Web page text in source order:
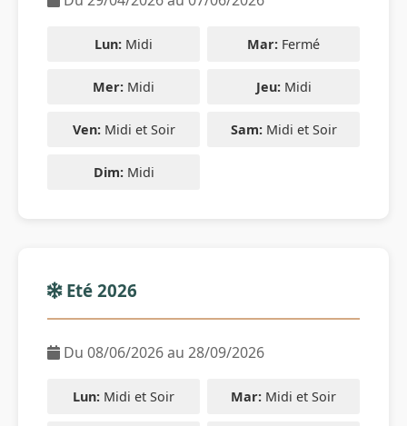
Lun: Midi Mar: Fermé
Mer: Midi Jeu:Midi
Ven:Midi et Soir Sam:Midi et Soir
Dim:Midi
Eté 2026
Du 08/06/2026 au 28/09/2026
Lun: Midi et Soir Mar: Midi et Soir